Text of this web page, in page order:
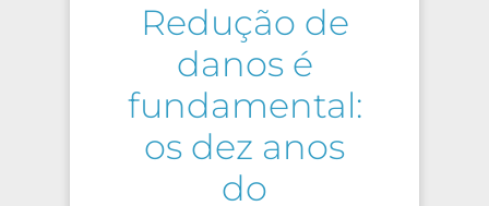
Redução de
danos é
fundamental:
os dez anos
do